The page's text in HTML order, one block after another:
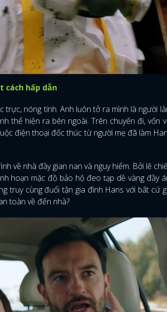
cách hấp dẫn
trực, nóng tính. Anh luôn tở ra mình là người
thể hiện ra bên ngoài. Trên chuyến đi, vốn
điện thoại đốc thúc từ người mẹ đã làm
về nhà đầy gian nan và nguy hiểm. Bởi lẽ
hoạn mặc đồ bảo hộ đeo tạp dề vàng đầy
truy cùng đuổi tận gia đình Hans với bất cứ
toàn về đến nhà?